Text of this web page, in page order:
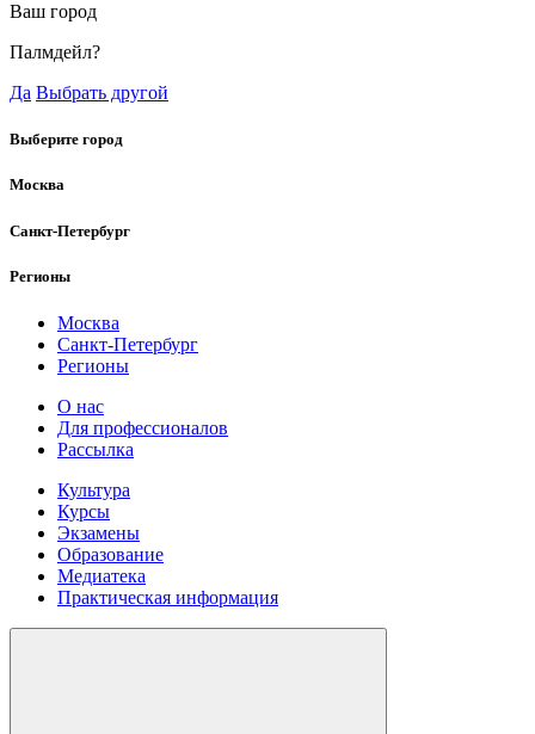
Ваш город
Палмдейл?
Да Выбрать другой
Выберите город
Москва
Санкт-Петербург
Регионы
Москва
Санкт-Петербург
Регионы
О нас
Для профессионалов
Рассылка
Культура
Курсы
Экзамены
Образование
Медиатека
Практическая информация